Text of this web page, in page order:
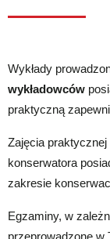
Wykłady
wykładowców
praktyczną
Zajęcia
konserwatora
zakresie
Egzaminy, w
przeprowadzone w